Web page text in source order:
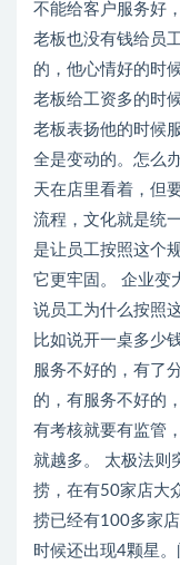
不能给客户服务好
老板也没有钱给员
的，他心情好的时
老板给工资多的时
老板表扬他的时候
全是变动的。怎么
天在店里看着，但
流程，文化就是统
是让员工按照这个
它更牢固。 企业变
说员工为什么按照
比如说开一桌多少
服务不好的，有了
的，有服务不好的
有考核就要有监管
就越多。 太极法则
捞，在有50家店大
捞已经有100多家
时候还出现4颗星。